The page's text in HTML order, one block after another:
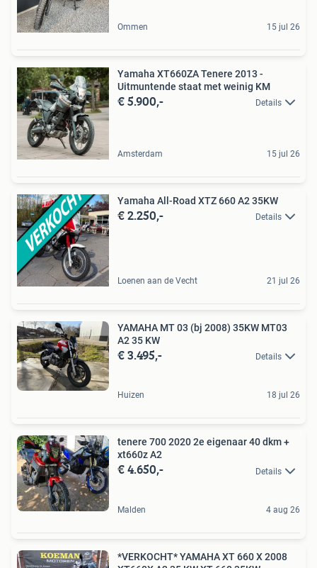
Ommen 15 jul 26
Yamaha XT660ZA Tenere 2013 -
Uitmuntende staat met weinig KM
€ 5.900,- Details
Amsterdam 15 jul 26
Yamaha All-Road XTZ 660 A2 35KW
€ 2.250,- Details
Loenen aan de Vecht 21 jul 26
YAMAHA MT 03 (bj 2008) 35KW MT03
A2 35 KW
€ 3.495,- Details
Huizen 18 jul 26
tenere 700 2020 2e eigenaar 40 dkm +
xt660z A2
€ 4.650,- Details
Malden 4 aug 26
*VERKOCHT* YAMAHA XT 660 X 2008